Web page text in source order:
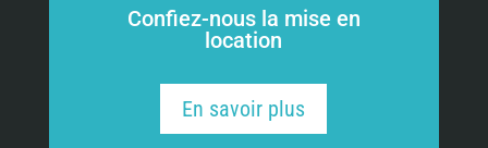
Confiez-nous la mise en
location
En savoir plus